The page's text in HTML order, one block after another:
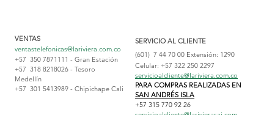
VENTAS
ventastelefonicas@lariviera.com.co
+57 350 7871111 - Gran Estación
+57 318 8218026 - Tesoro
Medellín
+57 301 5413989 - Chipichape Cali
SERVICIO AL CLIENTE
(601) 7 44 70 00 Extensión: 1290
Celular: +57 322 250 2297
servicioalcliente@lariviera.com.co
PARA COMPRAS REALIZADAS EN
SAN ANDRÉS ISLA
+57 315 770 92 26